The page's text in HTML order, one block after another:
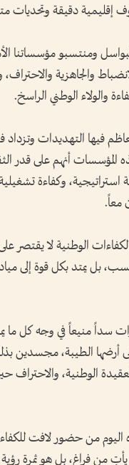
إقليمية دقيقة وتحديات
ومنتسبو مؤسساتنا
والجاهزية
والولاء الوطني الراسخ.
فيها التهديدات وتزداد
المؤسسات أنهم على قدر
وكفاءة
معاً.
الوطنية لا يقتصر
بل يمتد بكل قوة إلى
سداً منيعاً في وجه كل ما
الطيبة، مجسدين
الوطنية، والاحتراف
من حضور لافت
من فراغ، بل هو ثمرة